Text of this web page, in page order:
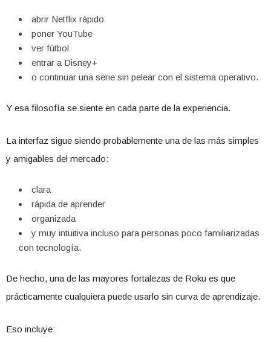
abrir Netflix rápido
poner YouTube
ver fútbol
entrar a Disney+
o continuar una serie sin pelear con el sistema operativo.
Y esa filosofía se siente en cada parte de la experiencia.
La interfaz sigue siendo probablemente una de las más simples
y amigables del mercado:
clara
rápida de aprender
organizada
y muy intuitiva incluso para personas poco familiarizadas
con tecnología.
De hecho, una de las mayores fortalezas de Roku es que
prácticamente cualquiera puede usarlo sin curva de aprendizaje.
Eso incluye: